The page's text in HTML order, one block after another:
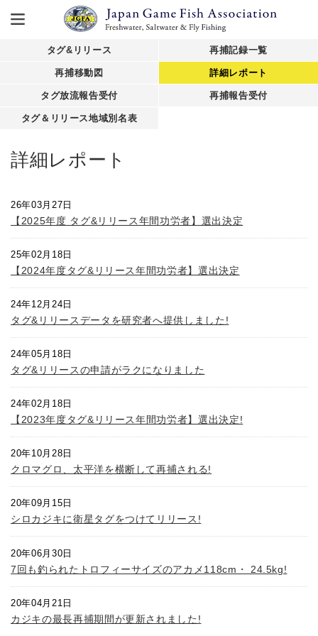
タグ&リリース 再捕記録一覧
再捕移動図 詳細レポート
タグ放流報告受付 再捕報告受付
タグ＆リリース地域別名表
詳細レポート
26年03月27日
【2025年度 タグ&リリース年間功労者】選出決定
25年02月18日
【2024年度タグ&リリース年間功労者】選出決定
24年12月24日
タグ&リリースデータを研究者へ提供しました!
24年05月18日
タグ&リリースの申請がラクになりました
24年02月18日
【2023年度タグ&リリース年間功労者】選出決定!
20年10月28日
クロマグロ、太平洋を横断して再捕される!
20年09月15日
シロカジキに衛星タグをつけてリリース!
20年06月30日
7回も釣られたトロフィーサイズのアカメ118cm・ 24.5kg!
20年04月21日
カジキの最長再捕期間が更新されました!